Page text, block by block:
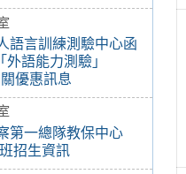
語言訓練測驗中心函
語能力測驗」
優惠訊息
第一總隊教保中心
招生資訊